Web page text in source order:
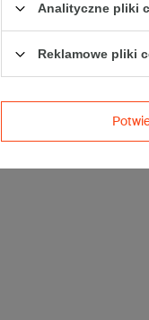
Analityczne pliki
Reklamowe pliki